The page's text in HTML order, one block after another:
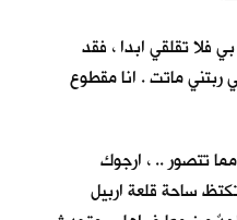
فلا تقلقي ابدا ، فقد
ربتني ماتت . انا مقطوع
تتصور .. ، ارجوك
ساحة قلعة اربيل